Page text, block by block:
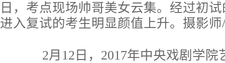
日，考点现场帅哥美女云集。经过初
进入复试的考生明显颜值上升。摄影
2月12日，2017年中央戏剧学院